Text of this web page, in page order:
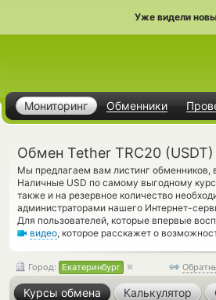
Уже видели
Мониторинг Обменники
Обмен Tether TRC20
Мы предлагаем вам листинг обменников,
Наличные USD по самому выгодному
также и на резервное количество
администраторами нашего Интернет-
Для пользователей, которые впервые
видео, которое расскажет о
Город: Екатеринбург
Курсы обмена Калькулятор